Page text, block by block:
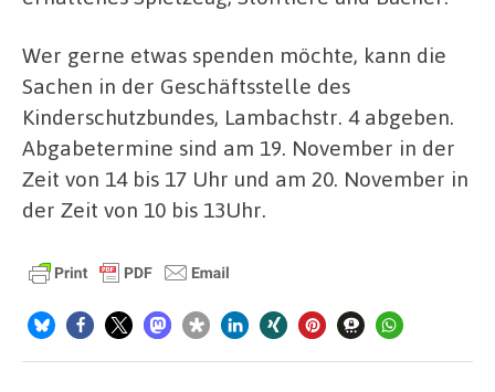
Wer gerne etwas spenden möchte, kann die
Sachen in der Geschäftsstelle des
Kinderschutzbundes, Lambachstr. 4 abgeben.
Abgabetermine sind am 19. November in der
Zeit von 14 bis 17 Uhr und am 20. November in
der Zeit von 10 bis 13Uhr.